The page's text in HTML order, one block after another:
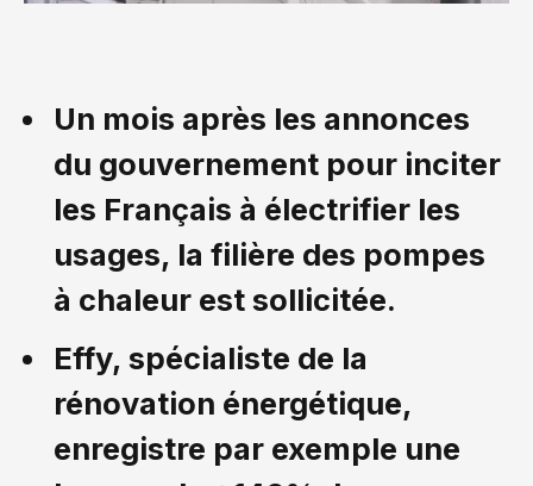
Un mois après les annonces
du gouvernement pour inciter
les Français à électrifier les
usages, la filière des pompes
à chaleur est sollicitée.
Effy, spécialiste de la
rénovation énergétique,
enregistre par exemple une